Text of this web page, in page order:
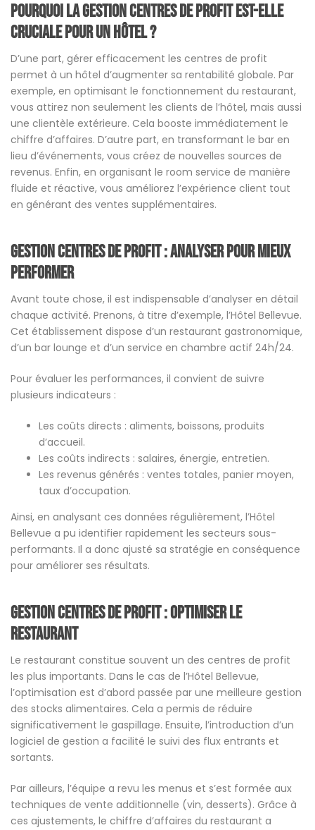
Pourquoi la gestion centres de profit est-elle
cruciale pour un hôtel ?
D’une part, gérer efficacement les centres de profit
permet à un hôtel d’augmenter sa rentabilité globale. Par
exemple, en optimisant le fonctionnement du restaurant,
vous attirez non seulement les clients de l’hôtel, mais aussi
une clientèle extérieure. Cela booste immédiatement le
chiffre d’affaires. D’autre part, en transformant le bar en
lieu d’événements, vous créez de nouvelles sources de
revenus. Enfin, en organisant le room service de manière
fluide et réactive, vous améliorez l’expérience client tout
en générant des ventes supplémentaires.
Gestion centres de profit : analyser pour mieux
performer
Avant toute chose, il est indispensable d’analyser en détail
chaque activité. Prenons, à titre d’exemple, l’Hôtel Bellevue.
Cet établissement dispose d’un restaurant gastronomique,
d’un bar lounge et d’un service en chambre actif 24h/24.
Pour évaluer les performances, il convient de suivre
plusieurs indicateurs :
Les coûts directs : aliments, boissons, produits
d’accueil.
Les coûts indirects : salaires, énergie, entretien.
Les revenus générés : ventes totales, panier moyen,
taux d’occupation.
Ainsi, en analysant ces données régulièrement, l’Hôtel
Bellevue a pu identifier rapidement les secteurs sous-
performants. Il a donc ajusté sa stratégie en conséquence
pour améliorer ses résultats.
Gestion centres de profit : optimiser le
restaurant
Le restaurant constitue souvent un des centres de profit
les plus importants. Dans le cas de l’Hôtel Bellevue,
l’optimisation est d’abord passée par une meilleure gestion
des stocks alimentaires. Cela a permis de réduire
significativement le gaspillage. Ensuite, l’introduction d’un
logiciel de gestion a facilité le suivi des flux entrants et
sortants.
Par ailleurs, l’équipe a revu les menus et s’est formée aux
techniques de vente additionnelle (vin, desserts). Grâce à
ces ajustements, le chiffre d’affaires du restaurant a